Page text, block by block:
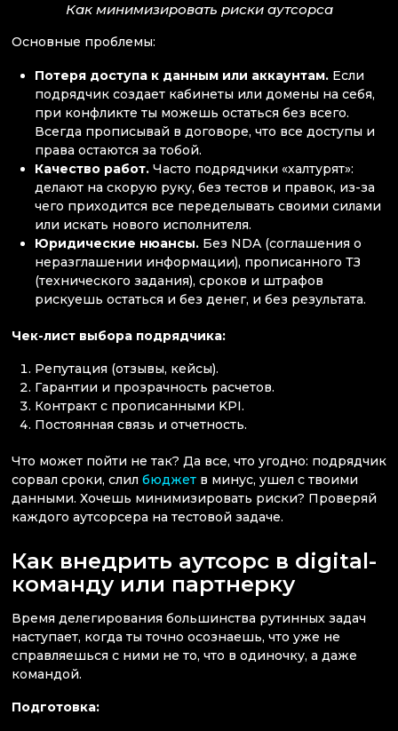
Как минимизировать риски аутсорса
Основные проблемы:
Потеря доступа к данным или аккаунтам. Если
подрядчик создает кабинеты или домены на себя,
при конфликте ты можешь остаться без всего.
Всегда прописывай в договоре, что все доступы и
права остаются за тобой.
Качество работ. Часто подрядчики «халтурят»:
делают на скорую руку, без тестов и правок, из-за
чего приходится все переделывать своими силами
или искать нового исполнителя.
Юридические нюансы. Без NDA (соглашения о
неразглашении информации), прописанного ТЗ
(технического задания), сроков и штрафов
рискуешь остаться и без денег, и без результата.
Чек-лист выбора подрядчика:
Репутация (отзывы, кейсы).
Гарантии и прозрачность расчетов.
Контракт с прописанными KPI.
Постоянная связь и отчетность.
Что может пойти не так? Да все, что угодно: подрядчик
сорвал сроки, слил бюджет в минус, ушел с твоими
данными. Хочешь минимизировать риски? Проверяй
каждого аутсорсера на тестовой задаче.
Как внедрить аутсорс в digital-
команду или партнерку
Время делегирования большинства рутинных задач
наступает, когда ты точно осознаешь, что уже не
справляешься с ними не то, что в одиночку, а даже
командой.
Подготовка: